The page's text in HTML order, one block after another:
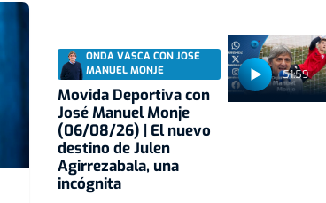
51:59
ONDA VASCA CON JOSÉ
MANUEL MONJE
Movida Deportiva con
José Manuel Monje
(06/08/26) | El nuevo
destino de Julen
Agirrezabala, una
incógnita